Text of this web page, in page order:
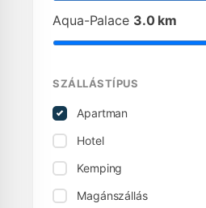
Aqua-Palace 3.0 km
SZÁLLÁSTÍPUS
Apartman
Hotel
Kemping
Magánszállás